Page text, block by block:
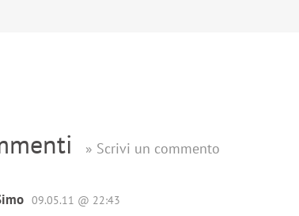
» Scrivi un commento
09.05.11 @ 22:43